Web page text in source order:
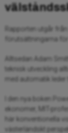
Rapporten utgår från
förutsättningarna
Alltsedan Adam
teknisk utveckling
med automatik
I den nya boken
ekonomer, MIT-
här konventionella
västerländskt